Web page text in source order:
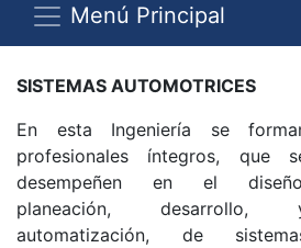
Menú Principal
SISTEMAS AUTOMOTRICES
En esta Ingeniería se
profesionales íntegros, que
desempeñen en el
planeación, desarrollo,
automatización, de